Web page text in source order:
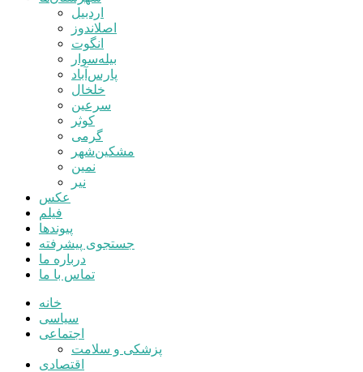
اردبیل
اصلاندوز
انگوت
بیله‌سوار
پارس‌آباد
خلخال
سرعین
کوثر
گرمی
مشکین‌شهر
نمین
نیر
عکس
فیلم
پیوندها
جستجوی پیشرفته
درباره ما
تماس با ما
خانه
سیاسی
اجتماعی
پزشکی و سلامت
اقتصادی